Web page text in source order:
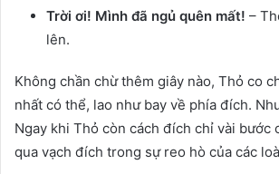
Trời ơi! Mình đã ngủ quên mất! –
lên.
Không chần chừ thêm giây nào, Thỏ co
nhất có thể, lao như bay về phía đích.
Ngay khi Thỏ còn cách đích chỉ vài bước
qua vạch đích trong sự reo hò của các